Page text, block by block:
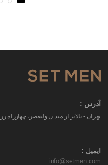
آدرس :
تهران - بالاتر از میدان ولیعصر،
ایمیل :
info@setmen.com